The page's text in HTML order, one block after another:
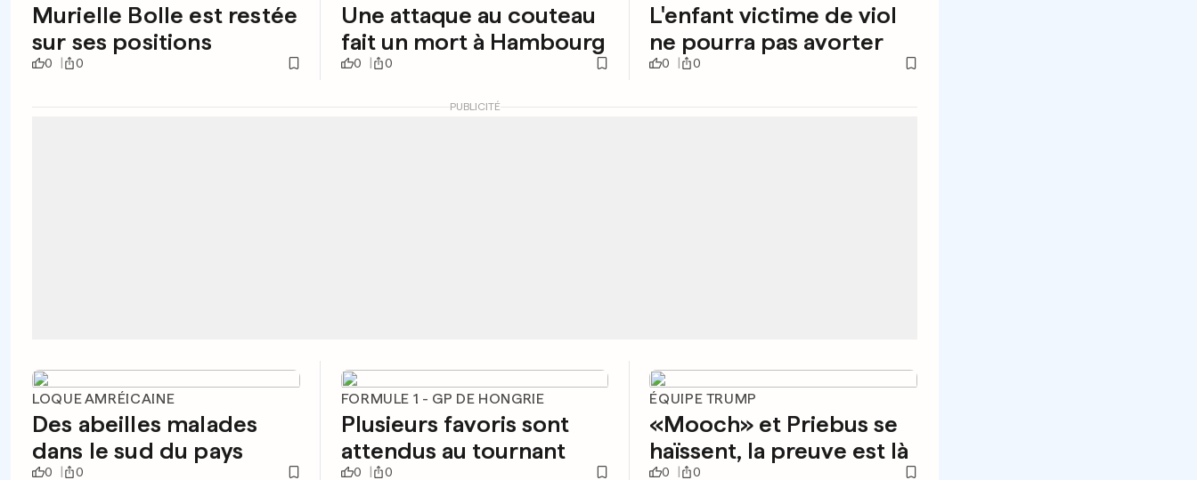
Murielle Bolle est restée
sur ses positions
0 0
Une attaque au couteau
fait un mort à Hambourg
0 0
L'enfant victime de viol
ne pourra pas avorter
0 0
PUBLICITÉ
LOQUE AMRÉICAINE
Des abeilles malades
dans le sud du pays
0 0
FORMULE 1 - GP DE HONGRIE
Plusieurs favoris sont
attendus au tournant
0 0
ÉQUIPE TRUMP
«Mooch» et Priebus se
haïssent, la preuve est là
0 0